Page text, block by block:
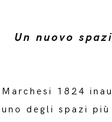
Un nuovo
Marchesi 1824
uno degli spazi